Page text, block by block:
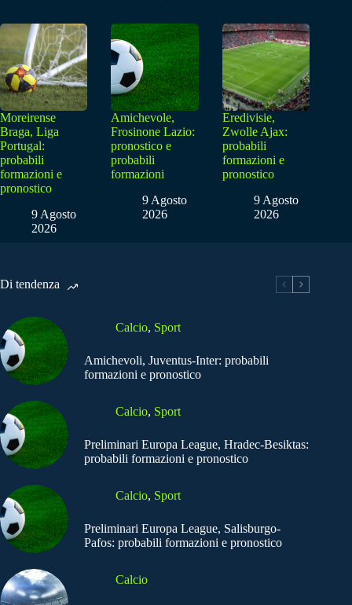
Moreirense
Braga, Liga
Portugal:
probabili
formazioni e
pronostico
9 Agosto
2026
Amichevole,
Frosinone Lazio:
pronostico e
probabili
formazioni
9 Agosto
2026
Eredivisie,
Zwolle Ajax:
probabili
formazioni e
pronostico
9 Agosto
2026
Di tendenza
Calcio, Sport
Amichevoli, Juventus-Inter: probabili
formazioni e pronostico
Calcio, Sport
Preliminari Europa League, Hradec-Besiktas:
probabili formazioni e pronostico
Calcio, Sport
Preliminari Europa League, Salisburgo-
Pafos: probabili formazioni e pronostico
Calcio